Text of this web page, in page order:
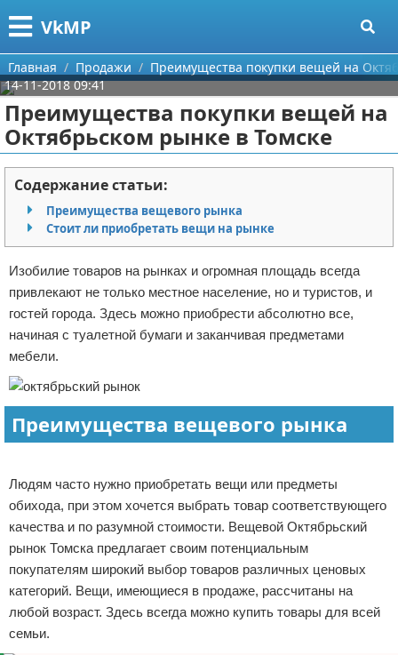
VkMP
Меню
Главная
Категории
Сельское хозяйство
Разное
Идеи бизнеса
Для руководителя
Промышленность
Международный бизнес
Продажи
Начало бизнеса
Самосовершенствование
Деловое общение
Менеджмент
Поиск
О проекте
Контакты
Сотрудничество
Размещение рекламы
Для правообладателей
Условия предоставления информации
Отказ от ответственности
Главная Продажи
Преимущества покупки вещей на
14-11-2018 09:41
Преимущества покупки вещей на
Октябрьском рынке в Томске
Содержание статьи:
Преимущества вещевого рынка
Стоит ли приобретать вещи на рынке
Изобилие товаров на рынках и огромная площадь всегда
привлекают не только местное население, но и туристов, и
гостей города. Здесь можно приобрести абсолютно все,
начиная с туалетной бумаги и заканчивая предметами
мебели.
Преимущества вещевого рынка
Людям часто нужно приобретать вещи или предметы
обихода, при этом хочется выбрать товар соответствующего
качества и по разумной стоимости. Вещевой Октябрьский
рынок Томска предлагает своим потенциальным
покупателям широкий выбор товаров различных ценовых
категорий. Вещи, имеющиеся в продаже, рассчитаны на
любой возраст. Здесь всегда можно купить товары для всей
семьи.